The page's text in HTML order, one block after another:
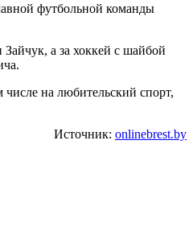
футбольной команды
а за хоккей с шайбой
на любительский спорт,
Источник: onlinebrest.by